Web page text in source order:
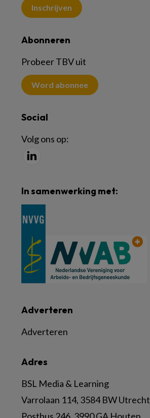
Inschrijven
Abonneren
Probeer TBV uit
Word abonnee
Social
Volg ons op:
Adres
BSL Media & Learning
Varrolaan 114, 3584 BW Utrecht
Adverteren
Adverteren
In samenwerking met: